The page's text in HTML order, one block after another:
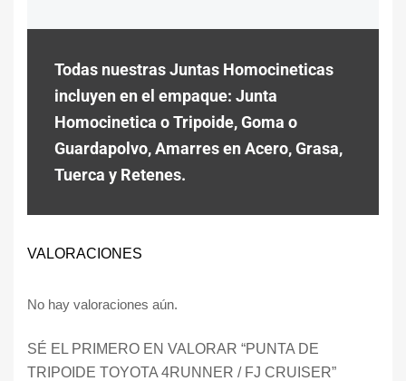
Todas nuestras Juntas Homocineticas
incluyen en el empaque: Junta
Homocinetica o Tripoide, Goma o
Guardapolvo, Amarres en Acero, Grasa,
Tuerca y Retenes.
VALORACIONES
No hay valoraciones aún.
SÉ EL PRIMERO EN VALORAR “PUNTA DE
TRIPOIDE TOYOTA 4RUNNER / FJ CRUISER”